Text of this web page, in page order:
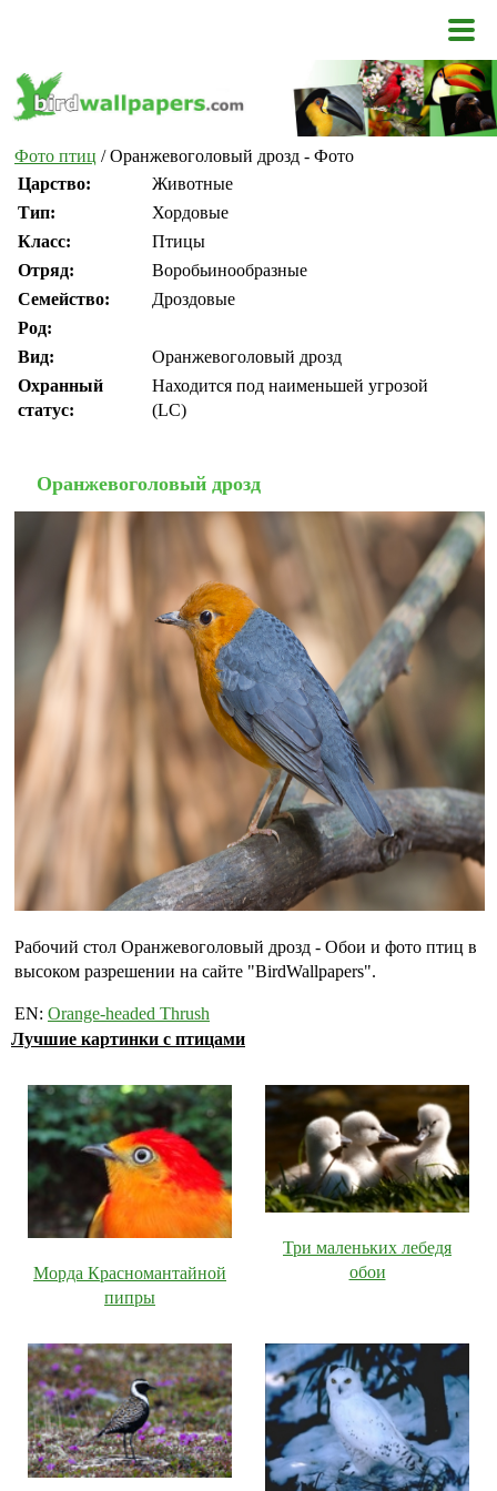
Фото птиц / Оранжевоголовый дрозд - Фото
Царство:
Животные
Тип:
Хордовые
Класс:
Птицы
Отряд:
Воробьинообразные
Семейство:
Дроздовые
Род:
Вид:
Оранжевоголовый дрозд
Охранный
статус:
Находится под наименьшей угрозой
(LC)
Оранжевоголовый дрозд
Рабочий стол Оранжевоголовый дрозд - Обои и фото птиц в
высоком разрешении на сайте "BirdWallpapers".
EN: Orange-headed Thrush
Лучшие картинки с птицами
Морда Красномантайной
пипры
Три маленьких лебедя
обои